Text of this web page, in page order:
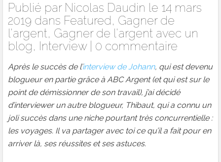
Publié par Nicolas Daudin le 14 mars
2019 dans Featured, Gagner de
l'argent, Gagner de l'argent avec un
blog, Interview| 0 commentaire
Après le succès de l’interview de Johann, qui est devenu
blogueur en partie grâce à ABC Argent (et qui est sur le
point de démissionner de son travail), j’ai décidé
d’interviewer un autre blogueur, Thibaut, qui a connu un
joli succès dans une niche pourtant très concurrentielle :
les voyages. Il va partager avec toi ce qu’il a fait pour en
arriver là, ses réussites et ses astuces.